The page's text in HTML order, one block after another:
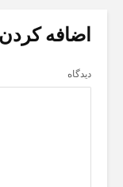
اضافه
دیدگاه